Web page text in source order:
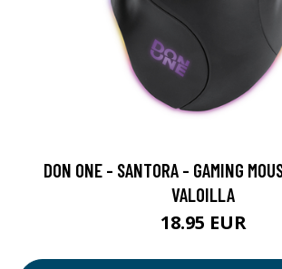
DON ONE - SANTORA - GAMING
VALOILLA
18.95 EUR